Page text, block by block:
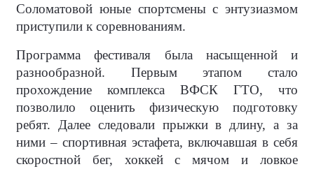
Соломатовой юные спортсмены с энтузиазмом
приступили к соревнованиям.
Программа фестиваля была насыщенной и
разнообразной. Первым этапом стало
прохождение комплекса ВФСК ГТО, что
позволило оценить физическую подготовку
ребят. Далее следовали прыжки в длину, а за
ними – спортивная эстафета, включавшая в себя
скоростной бег, хоккей с мячом и ловкое